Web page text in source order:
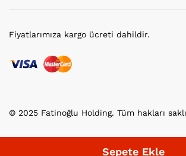
Sepete Ekle
© 2025 Fatinoğlu Holding. Tüm hakları
Fiyatlarımıza kargo ücreti dahildir.